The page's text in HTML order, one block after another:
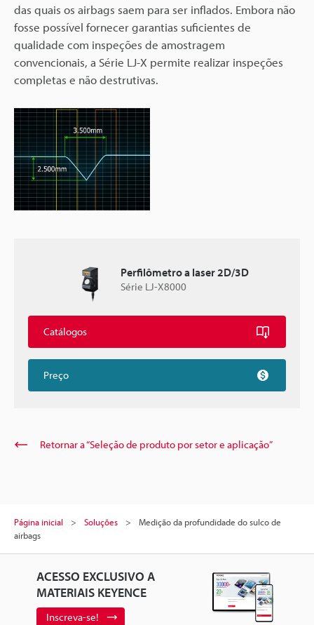
das quais os airbags saem para ser inflados. Embora não
fosse possível fornecer garantias suficientes de
qualidade com inspeções de amostragem
convencionais, a Série LJ-X permite realizar inspeções
completas e não destrutivas.
Perfilômetro a laser 2D/3D
Série LJ-X8000
Catálogos
Preço
Retornar a “Seleção de produto por setor e aplicação”
Página inicial Soluções
Medição da profundidade do sulco de
airbags
ACESSO EXCLUSIVO A
MATERIAIS KEYENCE
Inscreva-se!